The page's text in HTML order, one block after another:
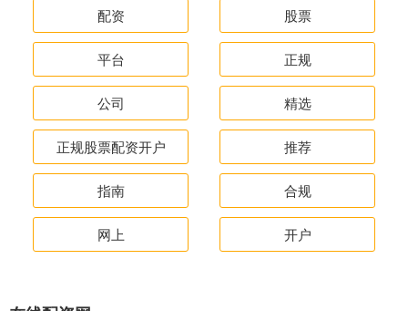
配资 股票
平台 正规
公司 精选
正规股票配资开户 推荐
指南 合规
网上 开户